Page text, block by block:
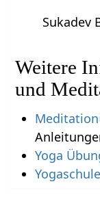
Sukadev
Weitere
und
Meditation
Yoga